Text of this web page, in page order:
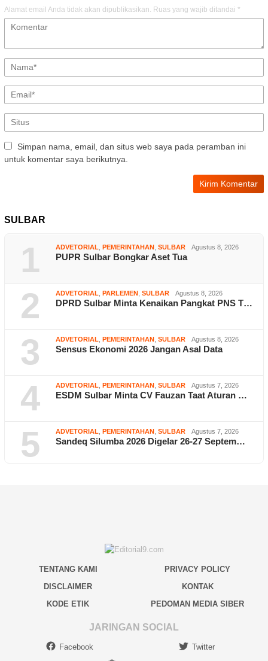
Alamat email Anda tidak akan dipublikasikan. Ruas yang wajib ditandai *
Simpan nama, email, dan situs web saya pada peramban ini
untuk komentar saya berikutnya.
SULBAR
1 ADVETORIAL PEMERINTAHAN SULBAR Agustus 8, 2026
PUPR Sulbar Bongkar Aset Tua
2 ADVETORIAL PARLEMEN SULBAR Agustus 8, 2026
DPRD Sulbar Minta Kenaikan Pangkat PNS T…
3 ADVETORIAL PEMERINTAHAN SULBAR Agustus 8, 2026
Sensus Ekonomi 2026 Jangan Asal Data
4 ADVETORIAL PEMERINTAHAN SULBAR Agustus 7, 2026
ESDM Sulbar Minta CV Fauzan Taat Aturan …
5 ADVETORIAL PEMERINTAHAN SULBAR Agustus 7, 2026
Sandeq Silumba 2026 Digelar 26-27 Septem…
TENTANG KAMI
PRIVACY POLICY
DISCLAIMER
KONTAK
KODE ETIK
PEDOMAN MEDIA SIBER
JARINGAN SOCIAL
Facebook
Twitter